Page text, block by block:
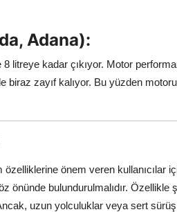
Adana):
litreye kadar çıkıyor. Motor
zayıf kalıyor. Bu yüzden
önem veren kullanıcılar
önünde bulundurulmalıdır. Özellikle
uzun yolculuklar veya sert sürüş